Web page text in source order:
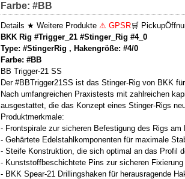
Farbe: #BB
Details ★ Weitere Produkte ⚠ GPSR🛒 Pickup
BKK Rig #Trigger_21 #Stinger_Rig #4_0
Type: #StingerRig , Hakengröße: #4/0
Farbe: #BB
BB Trigger-21 SS
Der #BBTrigger21SS ist das Stinger-Rig von BKK
Nach umfangreichen Praxistests mit zahlreichen
ausgestattet, die das Konzept eines Stinger-Rigs
Produktmerkmale:
- Frontspirale zur sicheren Befestigung des Rigs am
- Gehärtete Edelstahlkomponenten für maximale
- Steife Konstruktion, die sich optimal an das Profil
- Kunststoffbeschichtete Pins zur sicheren
- BKK Spear-21 Drillingshaken für herausragende